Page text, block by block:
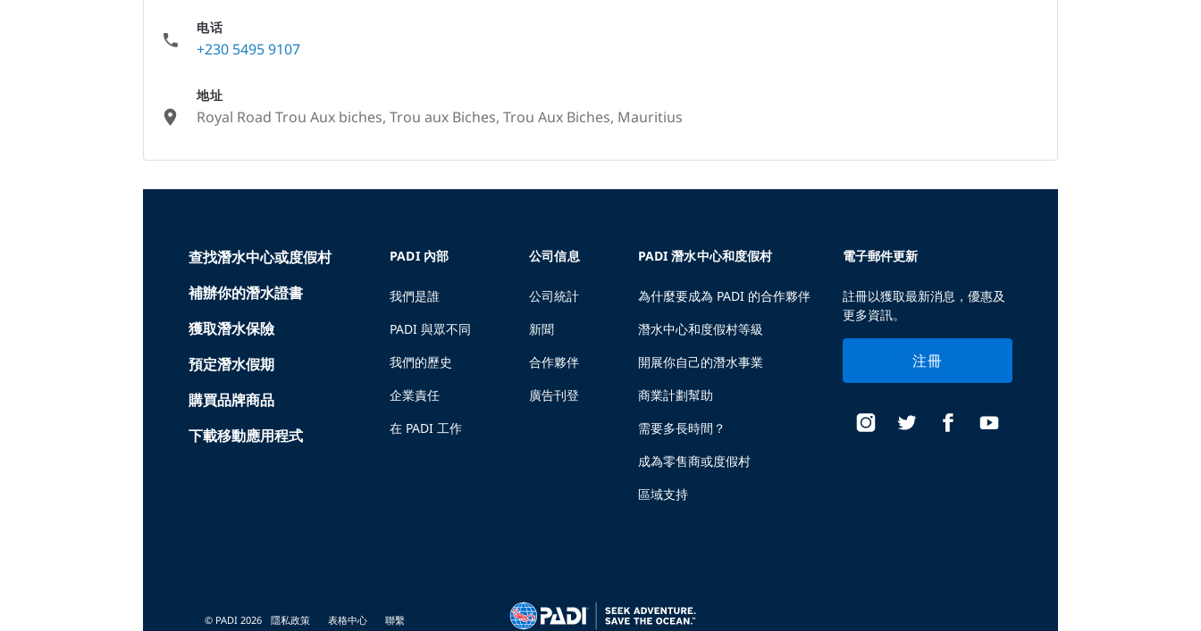
电话
+230 5495 9107
地址
Royal Road Trou Aux biches, Trou aux Biches, Trou Aux Biches, Mauritius
查找潛水中心或度假村
補辦你的潛水證書
獲取潛水保險
預定潛水假期
購買品牌商品
下載移動應用程式
PADI 內部
我們是誰
PADI 與眾不同
我們的歷史
企業責任
在 PADI 工作
公司信息
公司統計
新聞
合作夥伴
廣告刊登
PADI 潛水中心和度假村
為什麼要成為 PADI 的合作夥伴
潛水中心和度假村等級
開展你自己的潛水事業
商業計劃幫助
需要多長時間？
成為零售商或度假村
區域支持
電子郵件更新
註冊以獲取最新消息，優惠及
更多資訊。
注冊
© PADI 2026 隱私政策 表格中心 聯繫